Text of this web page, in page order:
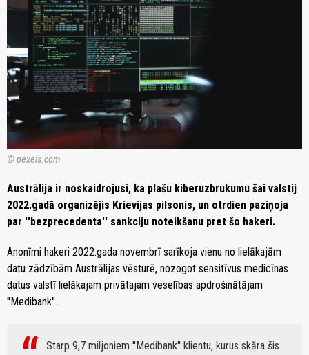
© pexels.com
Austrālija ir noskaidrojusi, ka plašu kiberuzbrukumu šai valstij
2022.gadā organizējis Krievijas pilsonis, un otrdien paziņoja
par ''bezprecedenta'' sankciju noteikšanu pret šo hakeri.
Anonīmi hakeri 2022.gada novembrī sarīkoja vienu no lielākajām
datu zādzībām Austrālijas vēsturē, nozogot sensitīvus medicīnas
datus valstī lielākajam privātajam veselības apdrošinātājam
''Medibank''.
Starp 9,7 miljoniem ''Medibank'' klientu, kurus skāra šis